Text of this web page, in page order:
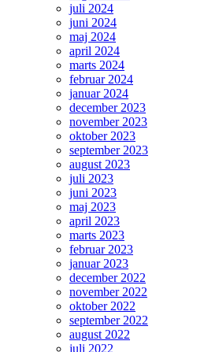
juli 2024
juni 2024
maj 2024
april 2024
marts 2024
februar 2024
januar 2024
december 2023
november 2023
oktober 2023
september 2023
august 2023
juli 2023
juni 2023
maj 2023
april 2023
marts 2023
februar 2023
januar 2023
december 2022
november 2022
oktober 2022
september 2022
august 2022
juli 2022